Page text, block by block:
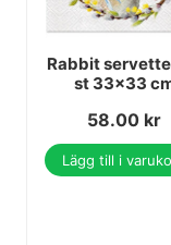
Rabbit
st 33x33
58.00 kr
Lägg till i